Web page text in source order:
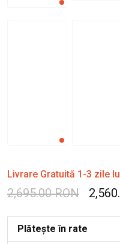
Livrare Gratuită 1-3 zile
2,695.00 RON
Plătește în rate